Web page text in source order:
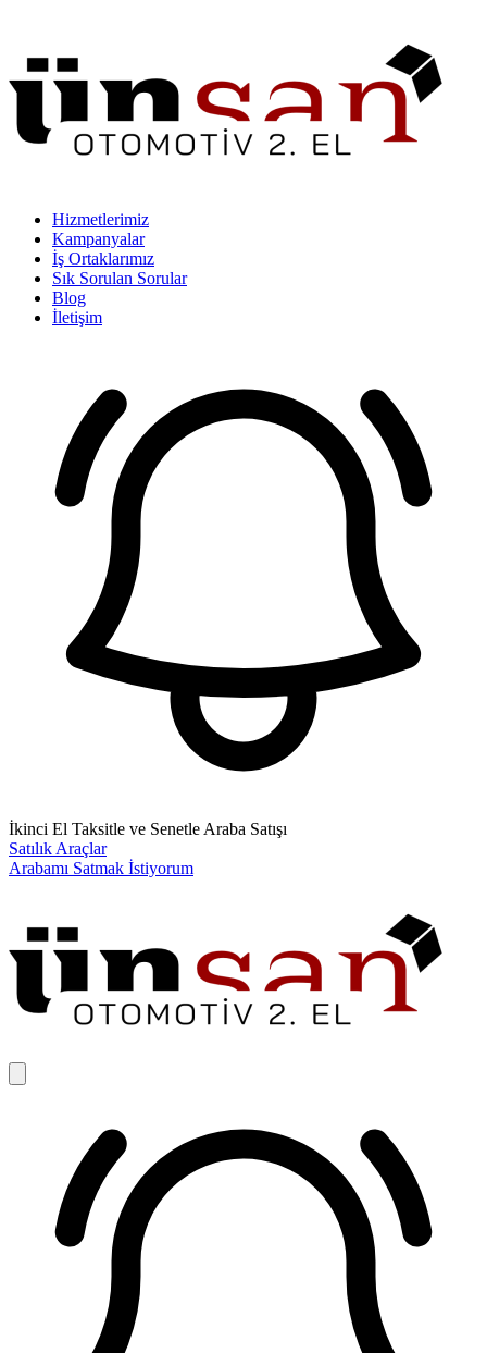
Hizmetlerimiz
Kampanyalar
İş Ortaklarımız
Sık Sorulan Sorular
Blog
İletişim
İkinci El Taksitle ve Senetle Araba Satışı
Satılık Araçlar
Arabamı Satmak İstiyorum